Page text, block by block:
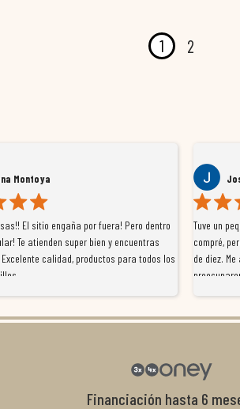
1 2
los
Tuve un pequeño inconveniente con un producto
compré, pero el equipo de MoremotoRacing se ha
de diez. Me atendieron con profesionalidad, se
preocuparon por buscar una solución justa y
con el cliente, y me ofrecieron unas condiciones de
Financiación hasta 6